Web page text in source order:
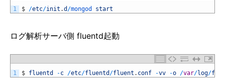
1 $ /etc/init .d /mongod start
ログ解析サーバ側 fluentd起動
1 $ fluentd -c /etc/fluentd /fluent . conf -vv -o /var/log/